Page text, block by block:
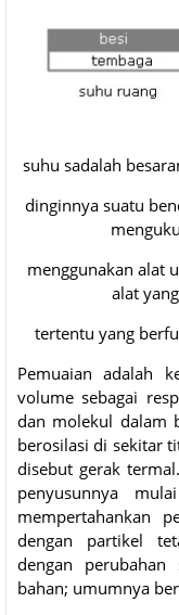
suhu sadalah
dinginnya suatu
menggunakan alat
alat
tertentu yang
Pemuaian adalah
volume sebagai
dan molekul dalam
berosilasi di sekitar
disebut gerak
penyusunnya
mempertahankan
dengan partikel
dengan
bahan; umumnya